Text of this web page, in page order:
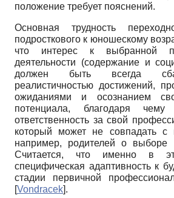
положение требует пояснений.
Основная трудность
подросткового к юношескому
что интерес к выбранной
деятельности (содержание и
должен быть всегда
реалистичностью достижений,
ожиданиями и осознанием
потенциала, благодаря
ответственность за свой
который может не совпадать с
например, родителей о выборе
Считается, что именно в
специфическая адаптивность к
стадии первичной
[Vondracek].